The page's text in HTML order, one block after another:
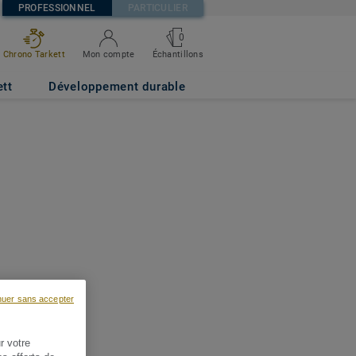
PROFESSIONNEL PARTICULIER
Chrono Tarkett Mon compte
0
Échantillons
Développement durable
votre
sans accepter